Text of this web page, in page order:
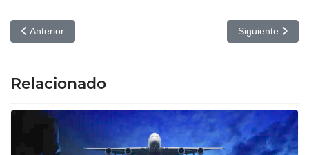
Artículo anterior: Parque Nacional del Teide: Tesoro Natural de
Anterior Artículo
Siguiente
Relacionado